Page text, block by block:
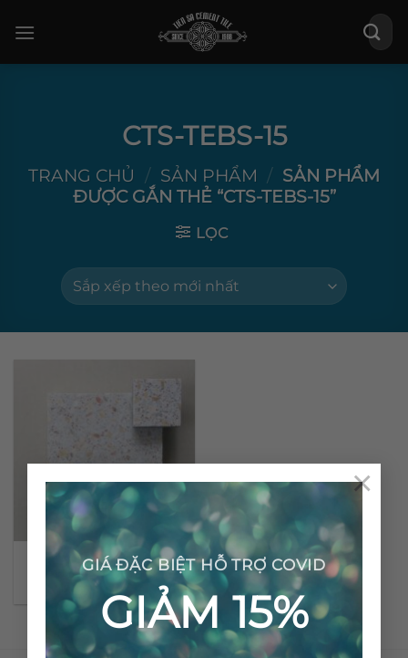
GIÁ ĐẶC BIỆT HỖ TRỢ COVID
GIẢM 15%
×
qua
Tìm
kiếm:
CTS-TEBS-15
TRANG CHỦ / SẢN PHẨM / SẢN PHẨM
ĐƯỢC GẮN THẺ “CTS-TEBS-15”
LỌC
Gạch đá mài nội thất
CTS-TEBS-15